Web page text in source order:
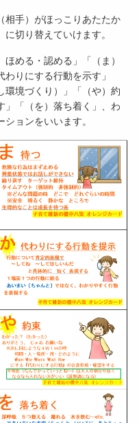
手）がほっこりあたたか
切り替えていけます。
める・認める」「（ま）
りにする行動を示す」
環境づくり）」「（や）約
」「（を）落ち着く」、わ
ョンをいいます。